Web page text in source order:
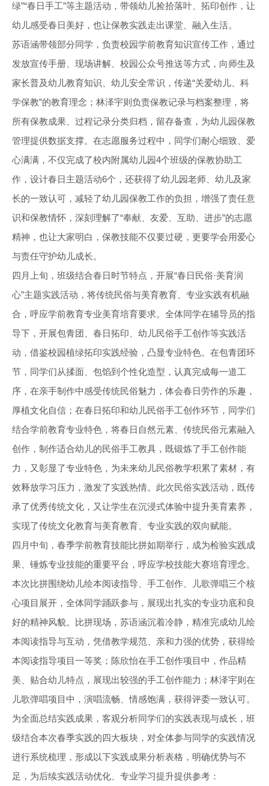
绿”“春日手工”等主题活动，带领幼儿捡拾落叶、拓印创作，让
幼儿感受春日美好，也让保教实践走出课堂、融入生活。
苏语涵带领部分同学，负责校园学前教育知识宣传工作，通过
发放宣传手册、现场讲解、校园公众号推送等方式，向师生及
家长普及幼儿教育知识、幼儿安全常识，传递“关爱幼儿、科
学保教”的教育理念；林泽宇则负责保教记录与档案整理，将
所有保教成果、过程记录分类归档，留存备查，为幼儿园保教
管理提供数据支撑。在志愿服务过程中，同学们耐心细致、爱
心满满，不仅完成了校内附属幼儿园4个班级的保教协助工
作，设计春日主题活动6个，还获得了幼儿园老师、幼儿及家
长的一致认可，减轻了幼儿园保教工作的负担，增强了责任意
识和保教情怀，深刻理解了“奉献、友爱、互助、进步”的志愿
精神，也让大家明白，保教技能不仅要过硬，更要学会用爱心
与责任守护幼儿成长。
四月上旬，班级结合春日时节特点，开展“春日民俗·美育润
心”主题实践活动，将传统民俗与美育教育、专业实践有机融
合，呼应学前教育专业美育培育要求。全体同学在辅导员的指
导下，开展包青团、春日拓印、幼儿民俗手工创作等实践活
动，借鉴校园植绿拓印实践经验，凸显专业特色。在包青团环
节，同学们从揉面、包馅到个性化造型，认真完成每一道工
序，在亲手制作中感受传统民俗魅力，体会春日劳作的乐趣，
厚植文化自信；在春日拓印和幼儿民俗手工创作环节，同学们
结合学前教育专业特色，将春日自然元素、传统民俗元素融入
创作，制作适合幼儿的民俗手工教具，既锻炼了手工创作能
力，又彰显了专业特色，为未来幼儿民俗教学积累了素材，有
效释放学习压力，激发了实践热情。此次民俗实践活动，既传
承了优秀传统文化，又让学生在沉浸式体验中提升美育素养，
实现了传统文化教育与美育教育、专业实践的双向赋能。
四月中旬，春季学前教育技能比拼如期举行，成为检验实践成
果、锤炼专业技能的重要平台，呼应学校技能大赛培育理念。
本次比拼围绕幼儿绘本阅读指导、手工创作、儿歌弹唱三个核
心项目展开，全体同学踊跃参与，展现出扎实的专业功底和良
好的精神风貌。比拼现场，苏语涵沉着冷静，精准完成幼儿绘
本阅读指导与互动，凭借教学规范、亲和力强的优势，获得绘
本阅读指导项目一等奖；陈欣怡在手工创作项目中，作品精
美、贴合幼儿特点，展现出较强的手工创作能力；林泽宇则在
儿歌弹唱项目中，演唱流畅、情感饱满，获得评委一致认可。
为全面总结实践成果，客观分析同学们的实践表现与成长，班
级结合本次春季实践的四大板块，对全体参与同学的实践情况
进行系统梳理，形成以下实践成果分析表格，明确优势与不
足，为后续实践活动优化、专业学习提升提供参考：